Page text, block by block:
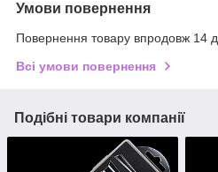
Умови повернення
Повернення товару впродовж 14
Всі умови повернення
Подібні товари компанії